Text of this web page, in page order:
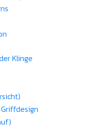
Klinge